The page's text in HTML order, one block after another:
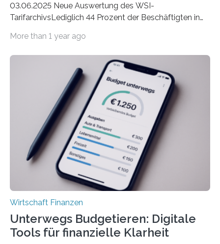
03.06.2025 Neue Auswertung des WSI-
TarifarchivsLediglich 44 Prozent der Beschäftigten in
tarifgebundenen Betrieben ist der Anteil mit 72 Prozent
Unterkünfte fast überall deutlich teurer geworden. Für
viele Beschäftigte ist deshalb das zumeist im Juni oder
Juli ausgezahlte Urlaubsgeld ein wichtiger Faktor, um
sich den wohlverdienten Jahresurlaub leisten zu
können. Allerdings erhält mit 44 Prozent noch nicht
einmal die Hälfte aller Beschäftigten in der
Privatwirtschaft Urlaubsgeld. Zu diesem…
More than 1 year ago
Wirtschaft Finanzen
Unterwegs Budgetieren: Digitale
Tools für finanzielle Klarheit